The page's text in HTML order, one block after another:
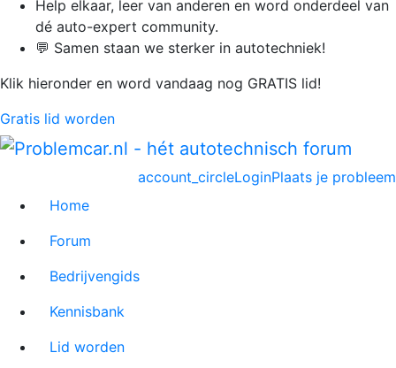
Help elkaar, leer van anderen en word onderdeel van
dé auto-expert community.
💬 Samen staan we sterker in autotechniek!
Klik hieronder en word vandaag nog GRATIS lid!
Gratis lid worden
Plaats je probleem
account_circleLogin
Home
Forum
Bedrijvengids
Kennisbank
Lid worden